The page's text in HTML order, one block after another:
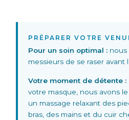
PRÉPARER VOTRE
Pour un soin optimal : nous
messieurs de se raser avant
Votre moment de détente :
votre masque, nous avons
un massage relaxant des
bras, des mains et du cuir